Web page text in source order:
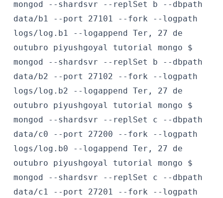
mongod --shardsvr --replSet b --dbpath
data/b1 --port 27101 --fork --logpath
logs/log.b1 --logappend Ter, 27 de
outubro piyushgoyal
tutorial mongo $
mongod --shardsvr --replSet b --dbpath
data/b2 --port 27102 --fork --logpath
logs/log.b2 --logappend Ter, 27 de
outubro piyushgoyal
tutorial mongo $
mongod --shardsvr --replSet c --dbpath
data/c0 --port 27200 --fork --logpath
logs/log.b0 --logappend Ter, 27 de
outubro piyushgoyal
tutorial mongo $
mongod --shardsvr --replSet c --dbpath
data/c1 --port 27201 --fork --logpath